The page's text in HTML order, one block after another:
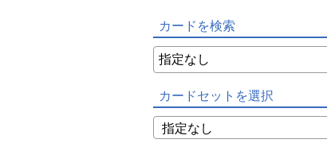
カードを検索
カードセットを選択